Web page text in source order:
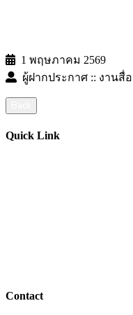
1 พฤษภาคม 2569
ผู้ฝากประกาศ :: งานสื่
Quick Link
Contact